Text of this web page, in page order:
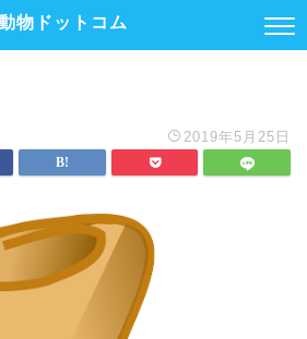
物ドットコム
2019年5月25日